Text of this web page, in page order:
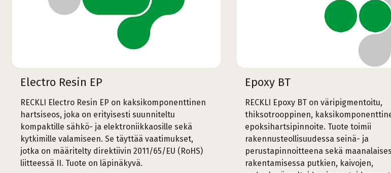
Electro Resin EP
RECKLI Electro Resin EP on kaksikomponenttinen
hartsiseos, joka on erityisesti suunniteltu
kompaktille sähkö- ja elektroniikkaosille sekä
kytkimille valamiseen. Se täyttää vaatimukset,
jotka on määritelty direktiivin 2011/65/EU (RoHS)
liitteessä II. Tuote on läpinäkyvä.
Epoxy BT
RECKLI Epoxy BT on väripigmentoitu,
thiksotrooppinen,
epoksihartsipinnoite. Tuote toimii
rakennusteollisuudessa seinä- ja
perustapinnoitteena sekä
rakentamisessa putkien, kaivojen,